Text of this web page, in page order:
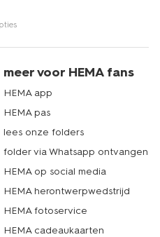
meer voor HEMA fans
HEMA app
HEMA pas
lees onze folders
folder via Whatsapp ontvangen
HEMA op social media
HEMA herontwerpwedstrijd
HEMA fotoservice
HEMA cadeaukaarten